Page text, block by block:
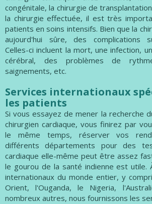
congénitale, la chirurgie de
la chirurgie effectuée, il est très
patients en soins intensifs. Bien que la
aujourd'hui sûre, des complications
Celles-ci incluent la mort, une infection,
cérébral, des problèmes de
saignements, etc.
Services internationaux
les patients
Si vous essayez de mener la recherche
chirurgien cardiaque, vous finirez par
le même temps, réserver vos
différents départements pour des
cardiaque elle-même peut être assez
le gourou de la santé indienne est utile.
internationaux du monde entier, y
Orient, l'Ouganda, le Nigeria,
nombreux autres, nous fournissons les